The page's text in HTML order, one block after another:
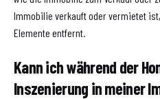
Immobilie verkauft oder vermietet
Elemente entfernt.
Kann ich während der
Inszenierung in meiner